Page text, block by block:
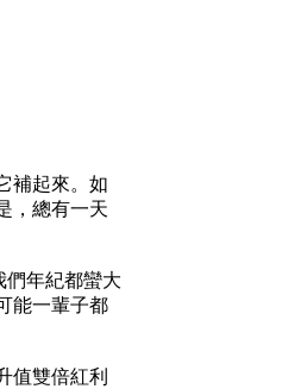
補起來。如
，總有一天
們年紀都蠻大
能一輩子都
值雙倍紅利